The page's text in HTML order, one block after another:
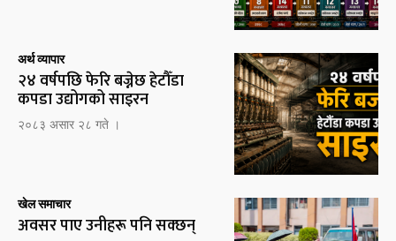
अर्थ व्यापार
२४ वर्षपछि फेरि बज्नेछ हेटौँडा
कपडा उद्योगको साइरन
२०८३ असार २८ गते ।
खेल समाचार
अवसर पाए उनीहरू पनि सक्छन्